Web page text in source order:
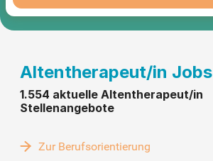
Altentherapeut/in Jobs
1.554 aktuelle Altentherapeut/in
Stellenangebote
Zur Berufsorientierung